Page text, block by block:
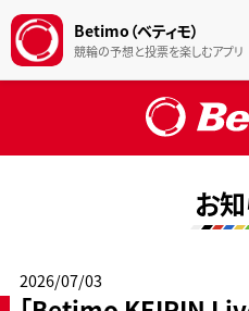
Betimo（ベティモ）
競輪の予想と投票を楽しむアプリ
お
2026/07/03